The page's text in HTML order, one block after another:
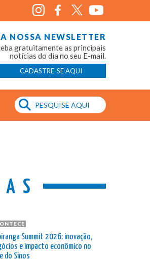
NOSSA NEWSLETTER
gratuitamente as principais
notícias do dia no seu E-mail.
CADASTRE-SE AQUI
Summit 2026: inovação,
e impacto econômico no
do Sinos